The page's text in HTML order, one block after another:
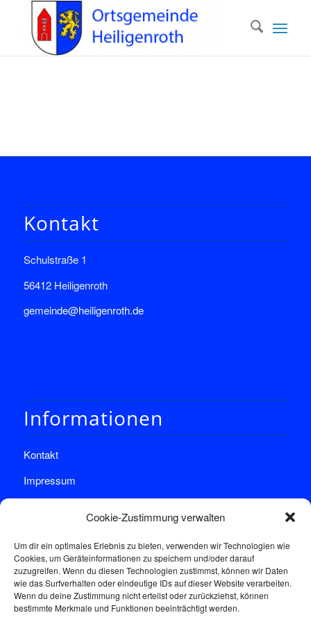
Cookie-Zustimmung verwalten
Um dir ein optimales Erlebnis zu bieten, verwenden wir Technologien wie
Cookies, um Geräteinformationen zu speichern und/oder darauf
zuzugreifen. Wenn du diesen Technologien zustimmst, können wir Daten
wie das Surfverhalten oder eindeutige IDs auf dieser Website verarbeiten.
Wenn du deine Zustimmung nicht erteilst oder zurückziehst, können
bestimmte Merkmale und Funktionen beeinträchtigt werden.
Kontakt
Schulstraße 1
56412 Heiligenroth
gemeinde@heiligenroth.de
Informationen
Kontakt
Impressum
Sprechstunde